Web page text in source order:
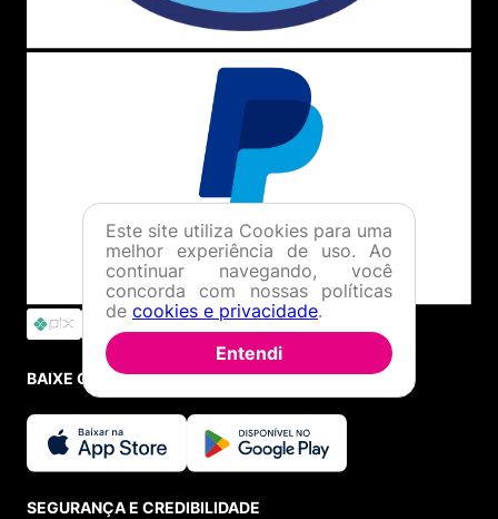
BAIXE O APP
SEGURANÇA E CREDIBILIDADE
Este site utiliza Cookies para uma
melhor experiência de uso. Ao
continuar navegando, você
concorda com nossas políticas
de cookies e privacidade.
Entendi